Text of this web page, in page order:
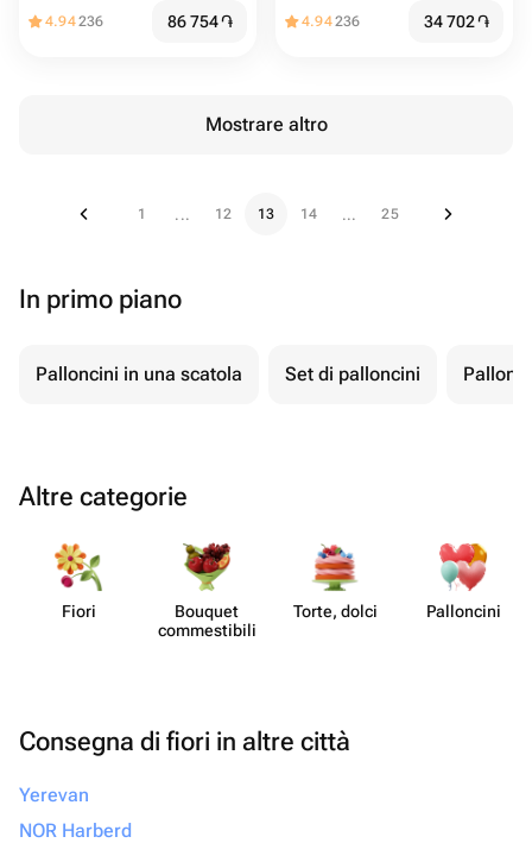
4.94236 86 754֏ 4.94236 34 702֏
Mostrare altro
1 ... 12 13 14 ... 25
In primo piano
Palloncini in una scatola Set di palloncini
Altre categorie
Fiori
Bouquet
commes​tibili
Torte, dolci Pall​oncini
Consegna di fiori in altre città
Yerevan
NOR Harberd